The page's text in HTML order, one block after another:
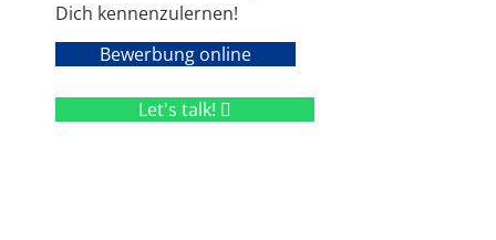
Dich kennenzulernen!
Bewerbung online
Let's talk!